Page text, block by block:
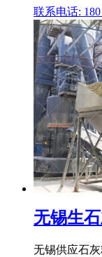
联系电话: 180
无锡生
无锡供应石